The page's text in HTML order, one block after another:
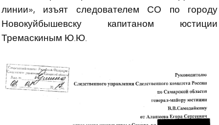
линии», изъят следователем СО по городу
Новокуйбышевску капитаном юстиции
Тремаскиным Ю.Ю.